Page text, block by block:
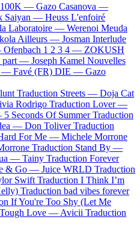
100K — Gazo Casanova —
Saiyan — Heuss L'enfoiré
Laboratoire — Werenoi Meuda
Ailleurs — Josman Interlude
Ofenbach 1 2 3 4 — ZOKUSH
part — Joseph Kamel Nouvelles
— Favé (FR) DIE — Gazo
Traduction Streets — Doja Cat
Rodrigo Traduction Lover —
5 Seconds Of Summer Traduction
— Don Toliver Traduction
For Me — Michele Morrone
Traduction Stand By —
— Tainy Traduction Forever
& Go — Juice WRLD Traduction
Swift Traduction I Think I’m
Traduction bad vibes forever
If You're Too Shy (Let Me
Love — Avicii Traduction